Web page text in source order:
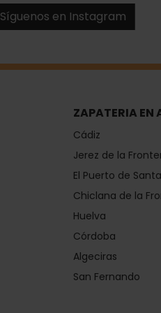
Síguenos en Instagram
ZAPATERIA EN
Cádiz
Jerez de la
El Puerto de
Chiclana de la
Huelva
Córdoba
Algeciras
San Fernando